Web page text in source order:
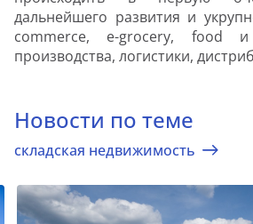
дальнейшего развития и
commerce, e-grocery, food
производства, логистики,
Новости по теме
складская недвижимость